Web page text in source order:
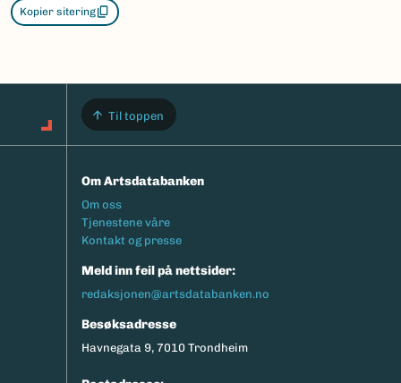
Kopier sitering
Til toppen
Om Artsdatabanken
Footermeny
Om oss
Tjenestene våre
Kontakt og presse
Meld inn feil på nettsider:
redaksjonen@artsdatabanken.no
Besøksadresse
Havnegata 9, 7010 Trondheim